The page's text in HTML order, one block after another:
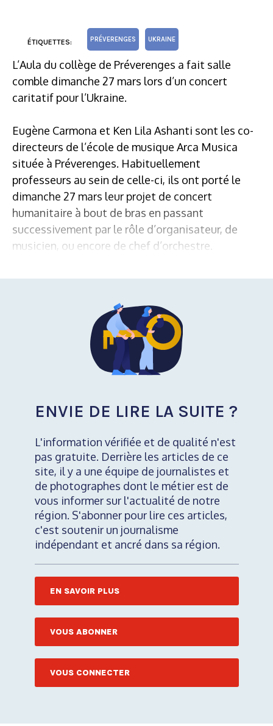
ÉTIQUETTES: PRÉVERENGES UKRAINE
L’Aula du collège de Préverenges a fait salle
comble dimanche 27 mars lors d’un concert
caritatif pour l’Ukraine.
Eugène Carmona et Ken Lila Ashanti sont les co-
directeurs de l’école de musique Arca Musica
située à Préverenges. Habituellement
professeurs au sein de celle-ci, ils ont porté le
dimanche 27 mars leur projet de concert
humanitaire à bout de bras en passant
successivement par le rôle d’organisateur, de
musicien, ou encore de chef d’orchestre.
ENVIE DE LIRE LA SUITE ?
L'information vérifiée et de qualité n'est
pas gratuite. Derrière les articles de ce
site, il y a une équipe de journalistes et
de photographes dont le métier est de
vous informer sur l'actualité de notre
région. S'abonner pour lire ces articles,
c'est soutenir un journalisme
indépendant et ancré dans sa région.
EN SAVOIR PLUS
VOUS ABONNER
VOUS CONNECTER